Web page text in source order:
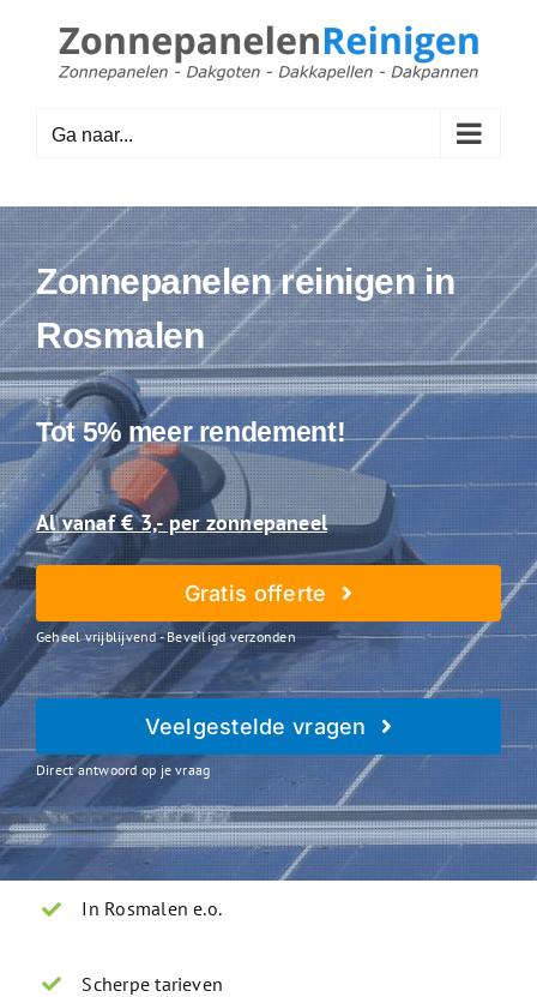
inhoud
Ga naar...
Zonnepanelen reinigen in
Rosmalen
Tot 5% meer rendement!
Al vanaf € 3,- per zonnepaneel
Gratis offerte
Geheel vrijblijvend - Beveiligd verzonden
Veelgestelde vragen
Direct antwoord op je vraag
In Rosmalen e.o.
Scherpe tarieven